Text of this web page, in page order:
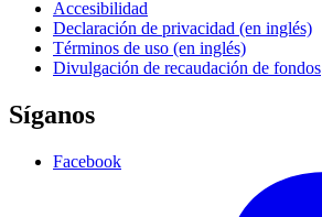
Accesibilidad
Declaración de privacidad (en inglés)
Términos de uso (en inglés)
Divulgación de recaudación de fondos
Síganos
Facebook